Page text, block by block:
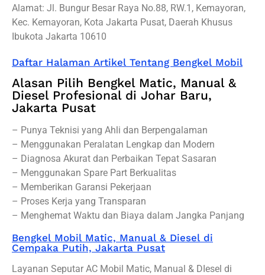
Alamat: Jl. Bungur Besar Raya No.88, RW.1, Kemayoran,
Kec. Kemayoran, Kota Jakarta Pusat, Daerah Khusus
Ibukota Jakarta 10610
Daftar Halaman Artikel Tentang Bengkel Mobil
Alasan Pilih Bengkel Matic, Manual &
Diesel Profesional di Johar Baru,
Jakarta Pusat
– Punya Teknisi yang Ahli dan Berpengalaman
– Menggunakan Peralatan Lengkap dan Modern
– Diagnosa Akurat dan Perbaikan Tepat Sasaran
– Menggunakan Spare Part Berkualitas
– Memberikan Garansi Pekerjaan
– Proses Kerja yang Transparan
– Menghemat Waktu dan Biaya dalam Jangka Panjang
Bengkel Mobil Matic, Manual & Diesel di
Cempaka Putih, Jakarta Pusat
Layanan Seputar AC Mobil Matic, Manual & DIesel di